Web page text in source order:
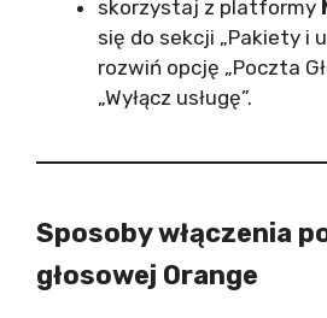
skorzystaj z platformy
się do sekcji „Pakiety i
rozwiń opcję „Poczta
„Wyłącz usługę”.
Sposoby włączenia
głosowej Orange